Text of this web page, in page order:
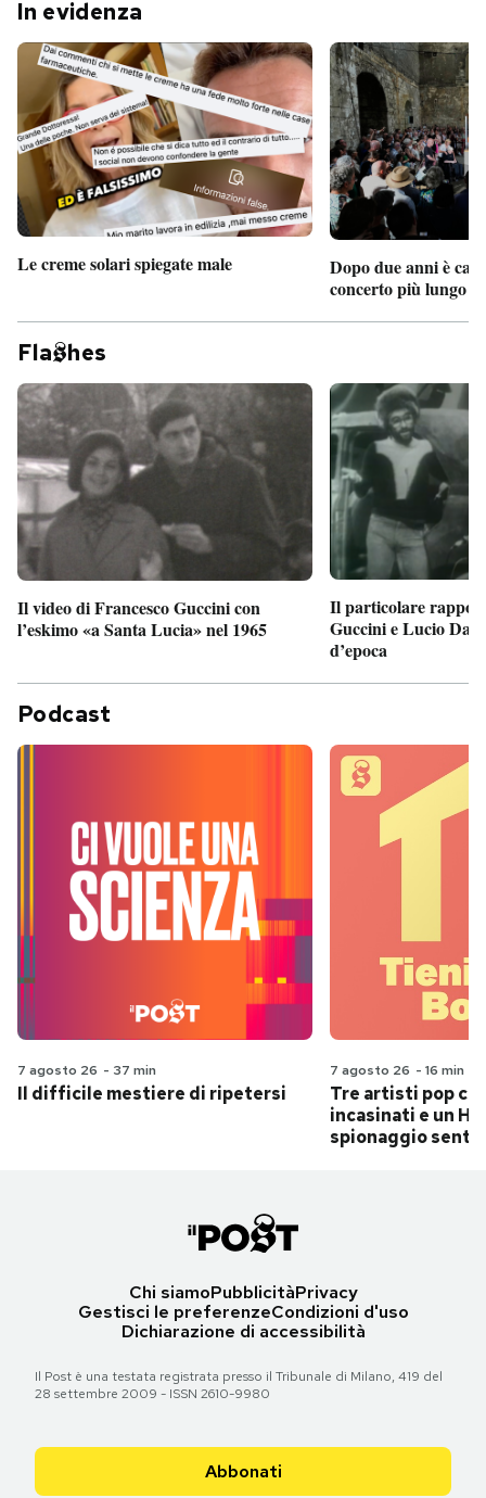
In evidenza
Le creme solari spiegate male
Dopo due anni è
concerto più lungo
Fla hes
Il video di Francesco Guccini con
l’eskimo «a Santa Lucia» nel 1965
Il particolare
Guccini e Lucio
d’epoca
Podcast
7 agosto 26 - 37 min
Il difficile mestiere di ripetersi
7 agosto 26 - 16 min
Tre artisti pop
incasinati e un
spionaggio
Chi siamoPubblicitàPrivacy
Gestisci le preferenzeCondizioni d'uso
Dichiarazione di accessibilità
Il Post è una testata registrata presso il Tribunale di Milano, 419 del
28 settembre 2009 - ISSN 2610-9980
Abbonati